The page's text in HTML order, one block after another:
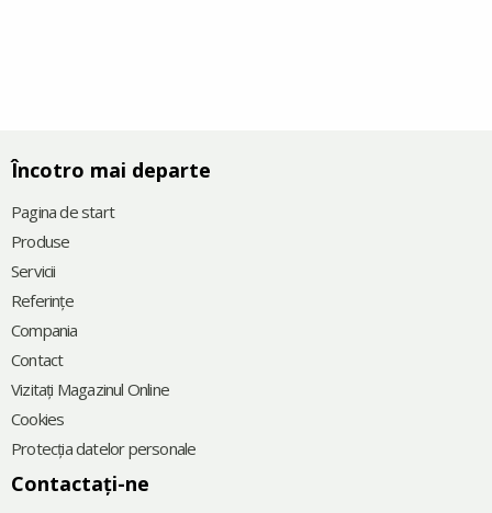
Încotro mai departe
Pagina de start
Produse
Servicii
Referinţe
Compania
Contact
Vizitați Magazinul Online
Cookies
Protecția datelor personale
Contactați-ne